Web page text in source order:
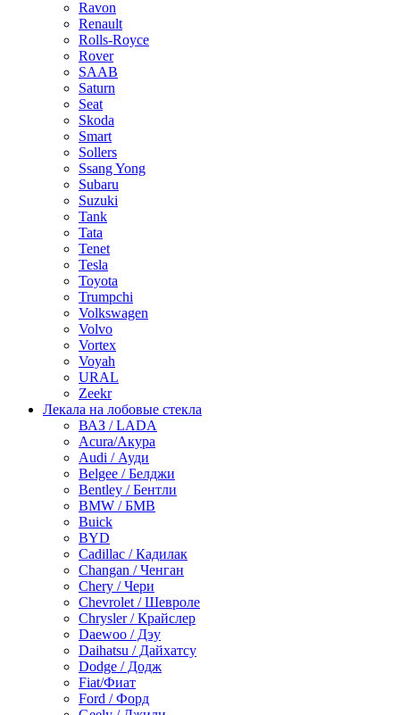
Ravon
Renault
Rolls-Royce
Rover
SAAB
Saturn
Seat
Skoda
Smart
Sollers
Ssang Yong
Subaru
Suzuki
Tank
Tata
Tenet
Tesla
Toyota
Trumpchi
Volkswagen
Volvo
Vortex
Voyah
URAL
Zeekr
Лекала на лобовые стекла
ВАЗ / LADA
Acura/Акура
Audi / Ауди
Belgee / Белджи
Bentley / Бентли
BMW / БМВ
Buick
BYD
Cadillac / Кадилак
Changan / Ченган
Chery / Чери
Chevrolet / Шевроле
Chrysler / Крайслер
Daewoo / Дэу
Daihatsu / Дайхатсу
Dodge / Додж
Fiat/Фиат
Ford / Форд